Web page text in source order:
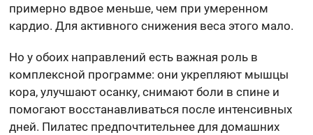
примерно вдвое меньше, чем при умеренном
кардио. Для активного снижения веса этого мало.
Но у обоих направлений есть важная роль в
комплексной программе: они укрепляют мышцы
кора, улучшают осанку, снимают боли в спине и
помогают восстанавливаться после интенсивных
дней. Пилатес предпочтительнее для домашних